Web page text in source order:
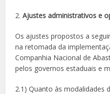
2.Ajustes administrativos e
Os ajustes propostos a
na retomada da
Companhia Nacional de
pelos governos estaduais e
2.1) Quanto às modalidades